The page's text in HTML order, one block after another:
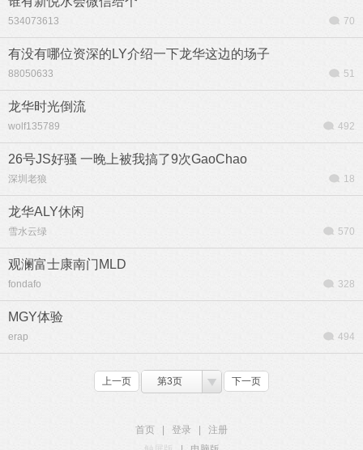
534073613 70
有没有哪位资深的LY介绍一下龙华这边的场子
88050633 51
龙华时光倒流
wolf135789 492
26号JS好骚 一晚上被我搞了9次GaoChao
深圳老狼 18
龙华ALY休闲
雪水云绿 570
观澜富士康南门MLD
fondafo 328
MGY体验
erap 494
上一页 第3页 下一页
首页 登录
注册